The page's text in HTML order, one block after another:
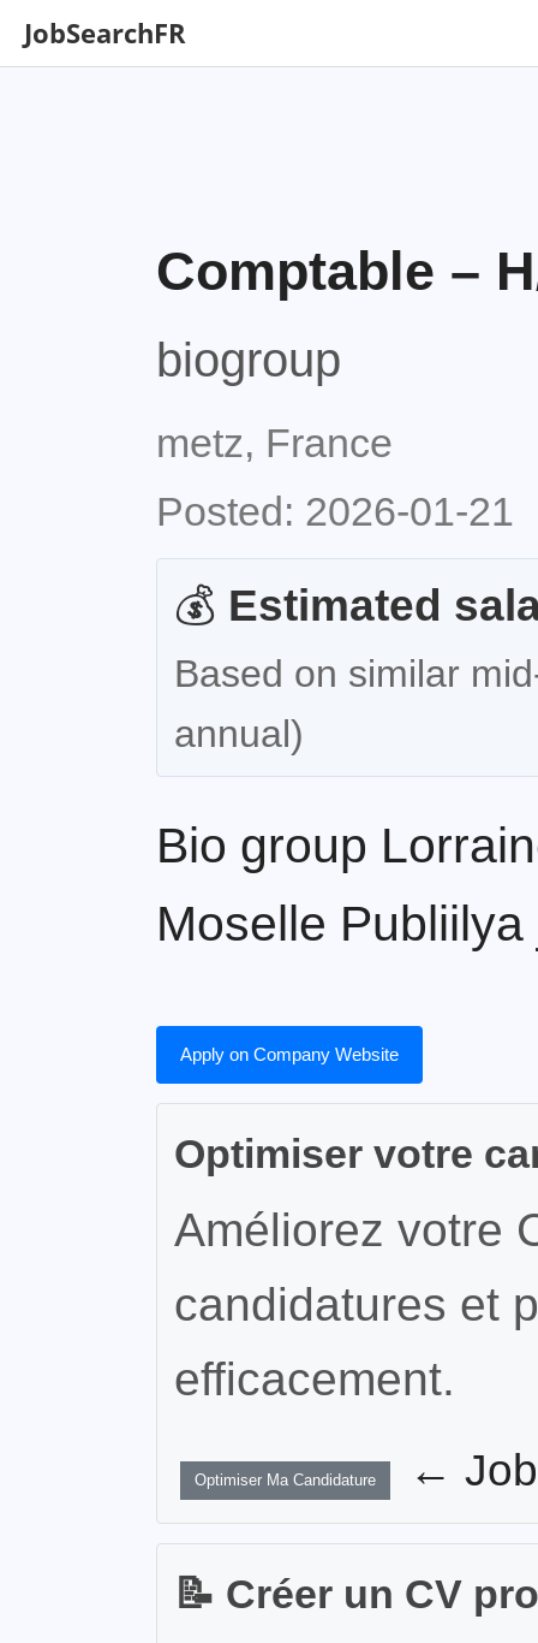
JobSearchFR
Comptable –
biogroup
metz, France
Posted: 2026-01-21
💰 Estimated
Based on similar
annual)
Bio group
Moselle Publiilya
Apply on Company Website
Optimiser votre
Améliorez votre
candidatures et
efficacement.
Optimiser Ma Candidature ←
📝 Créer un CV